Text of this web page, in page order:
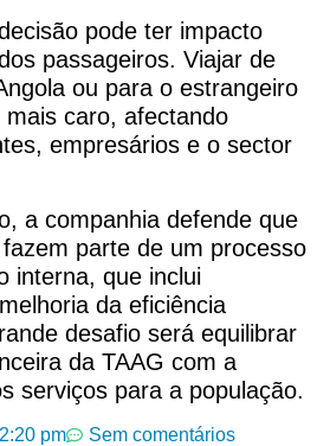
pode ter impacto
passageiros. Viajar de
ou para o estrangeiro
caro, afectando
empresários e o sector
a companhia defende que
parte de um processo
interna, que inclui
da eficiência
desafio será equilibrar
da TAAG com a
serviços para a população.
pm
Sem comentários